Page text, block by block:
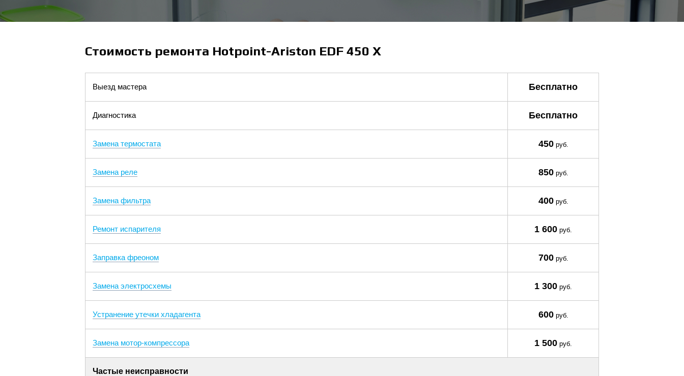
Стоимость ремонта Hotpoint-Ariston EDF 450 X
Выезд мастера Бесплатно
Диагностика Бесплатно
Замена термостата 450руб.
Замена реле 850руб.
Замена фильтра 400руб.
Ремонт испарителя 1 600 руб.
Заправка фреоном 700руб.
Замена электросхемы 1 300 руб.
Устранение утечки хладагента 600руб.
Замена мотор-компрессора 1 500 руб.
Частые неисправности